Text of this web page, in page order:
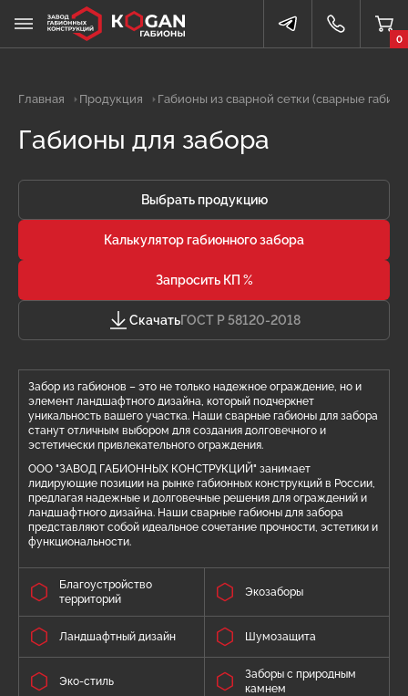
0
Главная Продукция Габионы из сварной сетки (сварные
Габионы для забора
Выбрать продукцию
Калькулятор габионного забора
Запросить КП %
СкачатьГОСТ Р 58120-2018
Забор из габионов – это не только надежное ограждение, но и
элемент ландшафтного дизайна, который подчеркнет
уникальность вашего участка. Наши сварные габионы для забора
станут отличным выбором для создания долговечного и
эстетически привлекательного ограждения.
ООО "ЗАВОД ГАБИОННЫХ КОНСТРУКЦИЙ" занимает
лидирующие позиции на рынке габионных конструкций в России,
предлагая надежные и долговечные решения для ограждений и
ландшафтного дизайна. Наши сварные габионы для забора
представляют собой идеальное сочетание прочности, эстетики и
функциональности.
Благоустройство
территорий
Экозаборы
Ландшафтный дизайн Шумозащита
Эко-стиль
Заборы с природным
камнем